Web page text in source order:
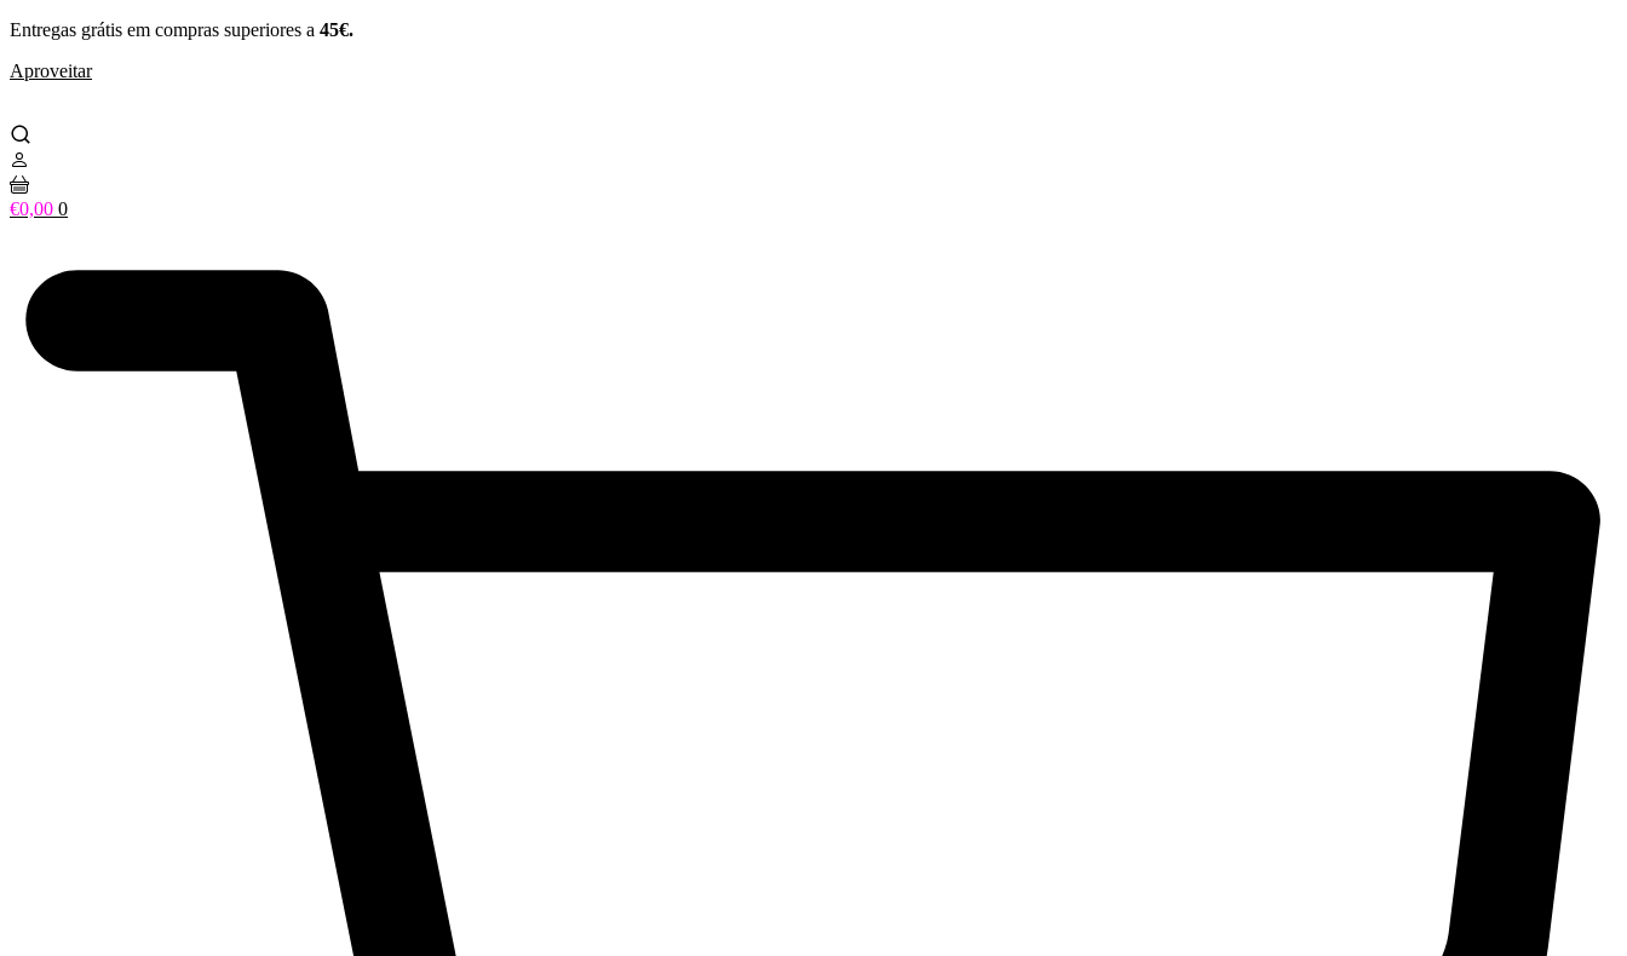
Pular
o
Entregas grátis em compras superiores a 45€.
Aproveitar
€0,00 0